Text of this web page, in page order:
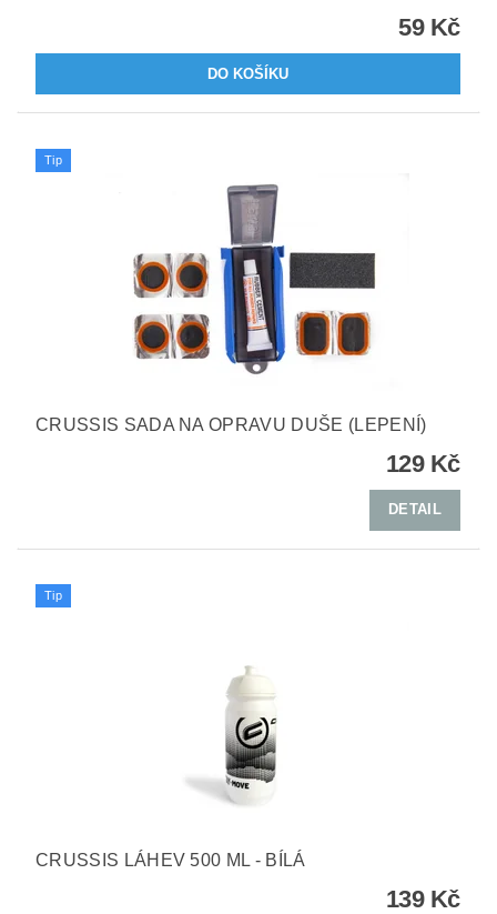
59 Kč
Tip
CRUSSIS SADA NA OPRAVU DUŠE (LEPENÍ)
129 Kč
DETAIL
Tip
CRUSSIS LÁHEV 500 ML - BÍLÁ
139 Kč